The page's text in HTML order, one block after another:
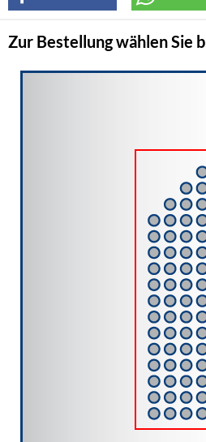
Zur Bestellung wählen Sie